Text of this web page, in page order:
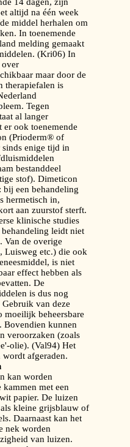
14 dagen, zijn
altijd na één week
middel herhalen om
In toenemende
melding gemaakt
(Kri06) In
over
maar door de
therapiefalen is
Tegen
al langer
er ook toenemende
(Prioderm® of
enige tijd in
bestanddeel
stof). Dimeticon
bij een behandeling
hermetisch in,
aan zuurstof sterft.
klinische studies
behandeling leidt niet
Van de overige
Luisweg etc.) die ook
is niet
effect hebben als
De
is dus nog
van deze
moeilijk beheersbare
Bovendien kunnen
veroorzaken (zoals
olie). (Val94) Het
afgeraden.
kan worden
kammen met een
papier. De luizen
kleine grijsblauw of
Daarnaast kan het
nek worden
van luizen.